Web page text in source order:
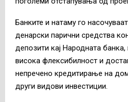
Банките и натаму го
денарски парични средства
депозити кај Народната
висока флексибилност и
непречено кредитирање на
други видови инвестиции.